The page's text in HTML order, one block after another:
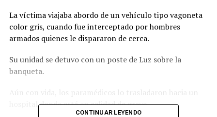
La víctima viajaba abordo de un vehículo tipo vagoneta
color gris, cuando fue interceptado por hombres
armados quienes le dispararon de cerca.
Su unidad se detuvo con un poste de Luz sobre la
banqueta.
Aún con vida, los paramédicos lo trasladaron hacia un
hospital donde está en calidad de grave.
CONTINUAR LEYENDO